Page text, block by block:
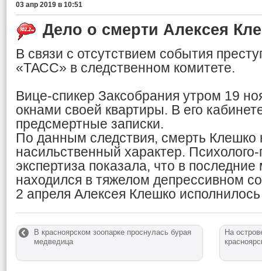
03 апр 2019 в 10:51
Дело о смерти Алексея
В связи с отсутствием события
«ТАСС» в следственном комитете.
Вице-спикер Заксобрания утром 19
окнами своей квартиры. В его
предсмертные записки.
По данным следствия, смерть Клешко
насильственный характер.
экспертиза показала, что в
находился в тяжелом депрессивном
2 апреля Алексея Клешко
В красноярском зоопарке проснулась бурая
медведица
На